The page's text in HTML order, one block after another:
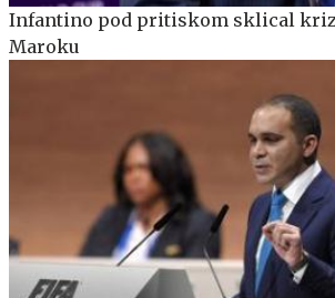
Infantino pod pritiskom sklical
Maroku